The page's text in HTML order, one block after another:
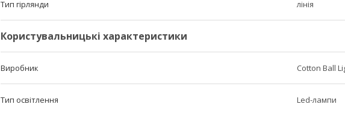
Тип гірлянди лінія
Користувальницькі характеристики
Виробник Cotton Ball
Тип освітлення Led-лампи